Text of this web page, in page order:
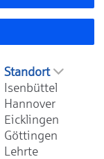
Standort
Isenbüttel
Hannover
Eicklingen
Göttingen
Lehrte